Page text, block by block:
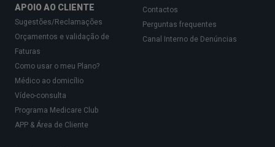
APOIO AO CLIENTE
Sugestões/Reclamações
Orçamentos e validação de
Faturas
Como usar o meu Plano?
Médico ao domicílio
Vídeo-consulta
Programa Medicare Club
APP & Área de Cliente
Contactos
Perguntas frequentes
Canal Interno de Denúncias